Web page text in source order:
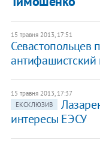
15 травня 2013, 17:51
Севастопольцев
антифашистский
15 травня 2013, 17:37
ЕКСКЛЮЗИВ
интересы ЕЭСУ